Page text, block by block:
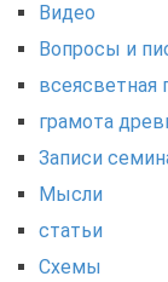
Видео
Вопросы и
всеясветная
грамота
Записи
Мысли
статьи
Схемы